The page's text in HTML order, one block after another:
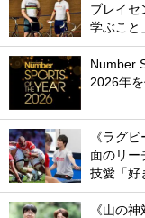
ブレイセ
学ぶこと
Number
2026年
《ラグ
面のリー
技愛「好
《山の